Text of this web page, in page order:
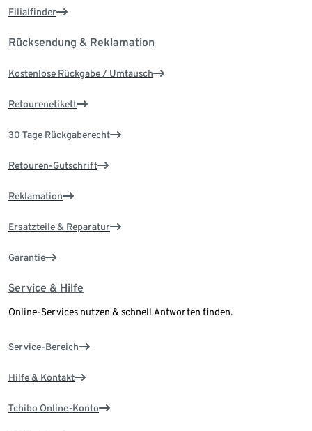
Filialfinder
Rücksendung & Reklamation
Kostenlose Rückgabe / Umtausch
Retourenetikett
30 Tage Rückgaberecht
Retouren-Gutschrift
Reklamation
Ersatzteile & Reparatur
Garantie
Service & Hilfe
Online-Services nutzen & schnell Antworten finden.
Service-Bereich
Hilfe & Kontakt
Tchibo Online-Konto